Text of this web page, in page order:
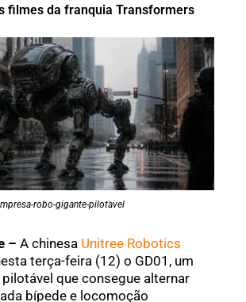
filmes da franquia Transformers
robo-gigante-pilotavel
– A chinesa Unitree Robotics
terça-feira (12) o GD01, um
que consegue alternar
bípede e locomoção